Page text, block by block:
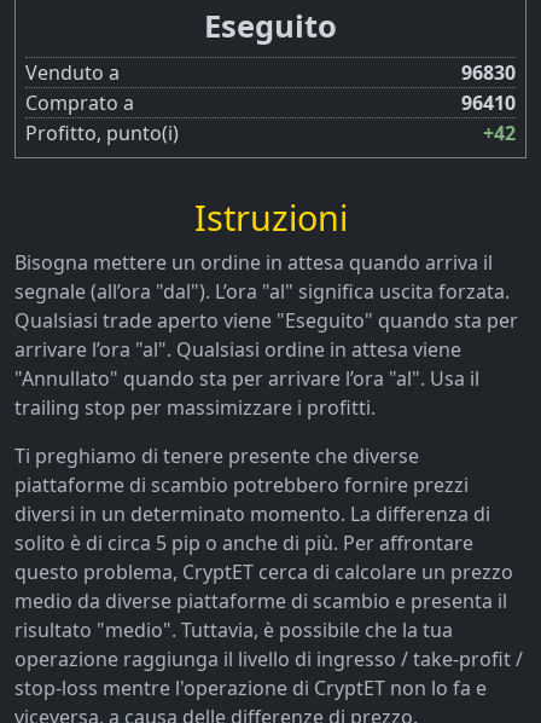
Eseguito
Venduto a
96830
Comprato a
96410
Profitto, punto(i)
+42
Istruzioni
Bisogna mettere un ordine in attesa quando arriva il
segnale (all’ora "dal"). L’ora "al" significa uscita forzata.
Qualsiasi trade aperto viene "Eseguito" quando sta per
arrivare l’ora "al". Qualsiasi ordine in attesa viene
"Annullato" quando sta per arrivare l’ora "al". Usa il
trailing stop per massimizzare i profitti.
Ti preghiamo di tenere presente che diverse
piattaforme di scambio potrebbero fornire prezzi
diversi in un determinato momento. La differenza di
solito è di circa 5 pip o anche di più. Per affrontare
questo problema, CryptET cerca di calcolare un prezzo
medio da diverse piattaforme di scambio e presenta il
risultato "medio". Tuttavia, è possibile che la tua
operazione raggiunga il livello di ingresso / take-profit /
stop-loss mentre l'operazione di CryptET non lo fa e
viceversa, a causa delle differenze di prezzo.